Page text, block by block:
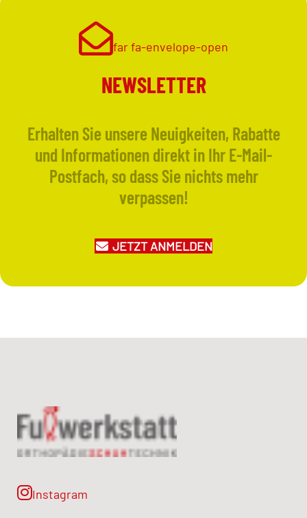
far fa-envelope-open
NEWSLETTER
Erhalten Sie unsere Neuigkeiten, Rabatte
und Informationen direkt in Ihr E-Mail-
Postfach, so dass Sie nichts mehr
verpassen!
JETZT ANMELDEN
Instagram